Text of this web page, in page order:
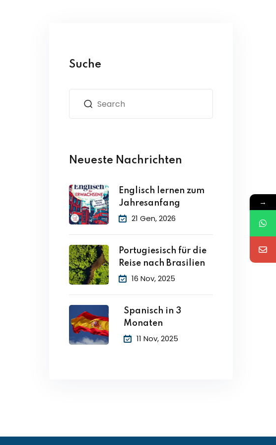
Suche
Neueste Nachrichten
Englisch lernen zum
Jahresanfang
21 Gen, 2026
Portugiesisch für die
Reise nach Brasilien
16 Nov, 2025
Spanisch in 3
Monaten
11 Nov, 2025
→